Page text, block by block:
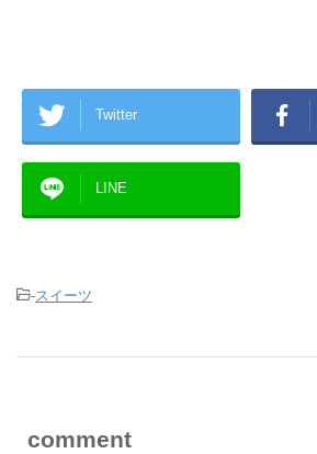
Twitter
LINE
-スイーツ
comment